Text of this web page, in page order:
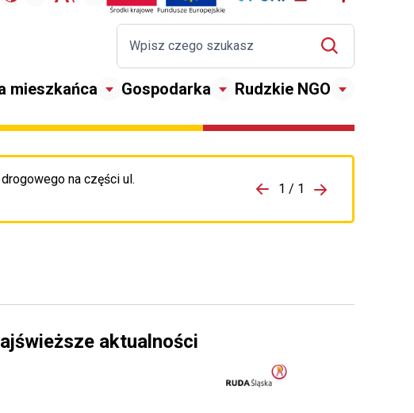
mieszkańca Gospodarka Rudzkie NGO
na części ul.
Przejdź do porzpedniego komunikatu 1 / 1
Przejdź do
aktualności